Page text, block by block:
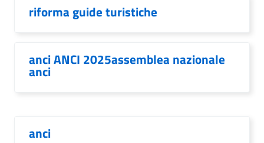
riforma guide turistiche
anci ANCI 2025assemblea nazionale
anci
anci